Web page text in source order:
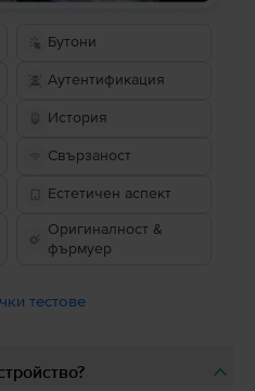
Бутони
Аутентификация
История
Свързаност
Естетичен аспект
Оригиналност &
фърмуер
тестове